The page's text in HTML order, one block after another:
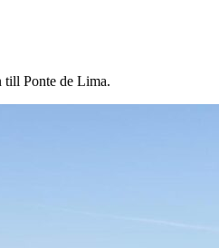
till Ponte de Lima.